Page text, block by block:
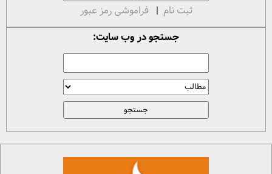
ثبت نام | فراموشی رمز عبور
جستجو در وب سایت: